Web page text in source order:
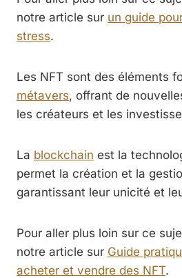
notre article sur un guide
stress.
Les NFT sont des éléments
métavers, offrant de
les créateurs et les
La blockchain est la
permet la création et la
garantissant leur unicité et
Pour aller plus loin sur ce
notre article sur Guide
acheter et vendre des NFT.